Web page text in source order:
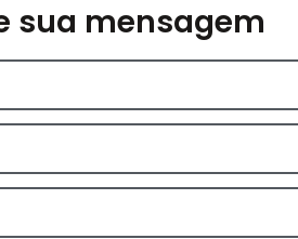
sua mensagem